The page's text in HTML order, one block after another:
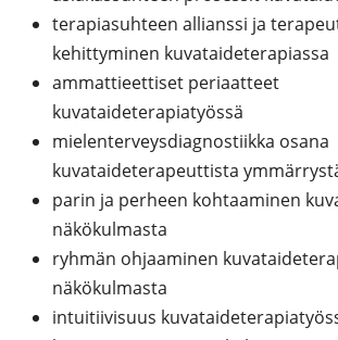
terapiasuhteen allianssi ja
kehittyminen kuvataideterapiassa
ammattieettiset periaatteet
kuvataideterapiatyössä
mielenterveysdiagnostiikka osana
kuvataideterapeuttista
parin ja perheen kohtaaminen
näkökulmasta
ryhmän ohjaaminen
näkökulmasta
intuitiivisuus